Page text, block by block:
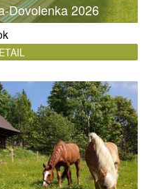
Dovolenka 2026